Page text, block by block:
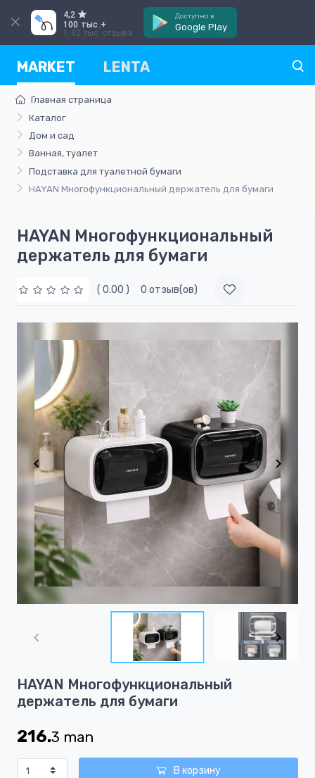
4,2
100 тыс.+
1,92 тыс. отзыва
Доступно в
Google Play
MARKET LENTA
Главная страница
Каталог
Дом и сад
Ванная, туалет
Подставка для туалетной бумаги
HAYAN Многофункциональный держатель для бумаги
HAYAN Многофункциональный
держатель для бумаги
( 0.00 ) 0 отзыв(ов)
1
of
HAYAN Многофункциональный
держатель для бумаги
216.3 man
В корзину